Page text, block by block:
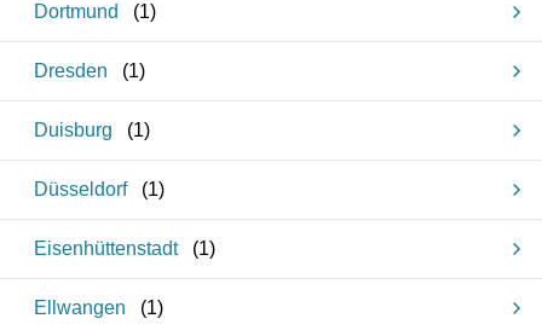
Dortmund (1)
Dresden (1)
Duisburg (1)
Düsseldorf (1)
Eisenhüttenstadt (1)
Ellwangen (1)